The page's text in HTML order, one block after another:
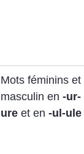
Mots féminins et
masculin en -ur-
ure et en -ul-ule